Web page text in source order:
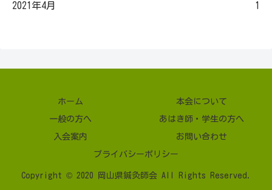
2021年4月 1
ホーム 本会について
一般の方へ あはき師・学生の方へ
入会案内 お問い合わせ
プライバシーポリシー
Copyright © 2020 岡山県鍼灸師会 All Rights Reserved.